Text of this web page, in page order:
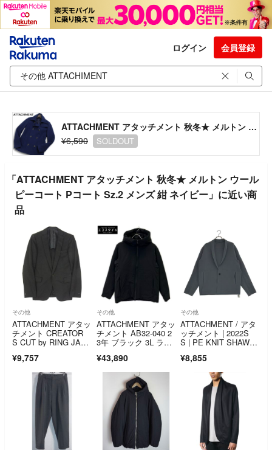
ログイン 会員登録
ATTACHMENT アタッチメント 秋冬★ メルトン ウール ピーコート Pコート Sz.2 メンズ 紺 ネイビー
¥6,590
SOLDOUT
「ATTACHMENT アタッチメント 秋冬★ メルトン ウール
ピーコート Pコート Sz.2 メンズ 紺 ネイビー」に近い商
品
その他
ATTACHMENT アタッ
チメント CREATOR
S CUT by RING JAC
カットバイリングヂャ
ケット 伊勢丹限定 テ
ーラードジャケッ
ト ブラック系 1【中
¥9,757
その他
ATTACHMENT アタッ
チメント AB32-040 2
3年 ブラック 3L ライ
ウン 1
¥43,890
その他
ATTACHMENT / アタ
ッチメント | 2022S
S | PE KNIT SHAW
T / ポリエステル ショ
ールカラージャケッ
ト | 2 | グレー | メン
¥8,855